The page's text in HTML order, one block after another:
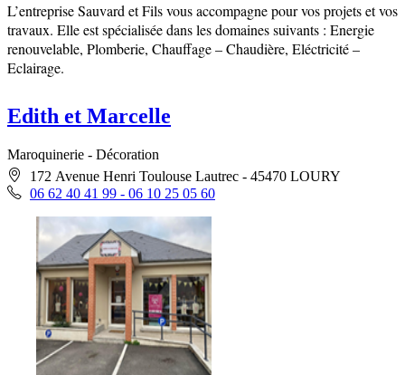
L’entreprise Sauvard et Fils vous accompagne pour vos projets et vos
travaux. Elle est spécialisée dans les domaines suivants : Energie
renouvelable, Plomberie, Chauffage – Chaudière, Eléctricité –
Eclairage.
Edith et Marcelle
Maroquinerie - Décoration
172 Avenue Henri Toulouse Lautrec - 45470 LOURY
06 62 40 41 99 - 06 10 25 05 60